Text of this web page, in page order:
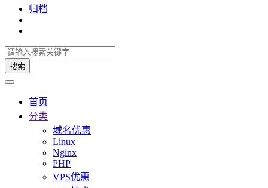
归档
搜索
首页
分类
域名优惠
Linux
Nginx
PHP
VPS优惠